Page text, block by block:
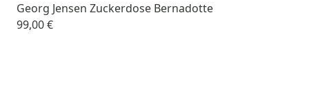
Georg Jensen Zuckerdose Bernadotte
99,00 €